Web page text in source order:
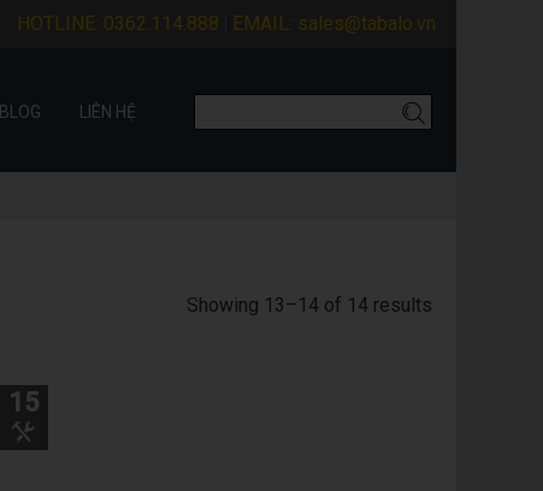
HOTLINE: 0362.114.888 EMAIL: sales@tabalo.vn
BLOG LIÊN HỆ
Showing 13–14 of 14 results
15